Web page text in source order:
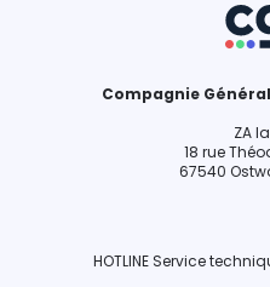
Compagnie
ZA
18 rue
67540
HOTLINE Service